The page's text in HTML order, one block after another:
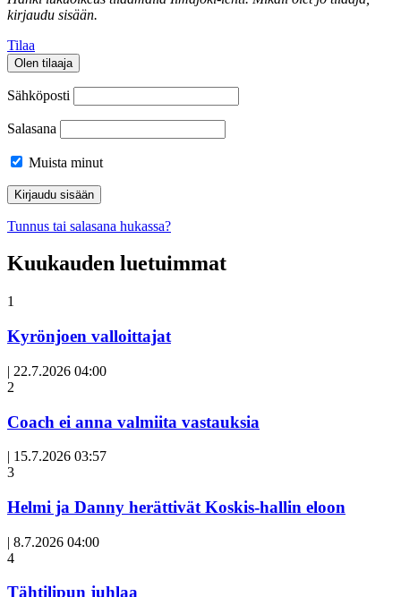
kirjaudu sisään.
Tilaa
Olen tilaaja
Sähköposti
Salasana
Muista minut
Tunnus tai salasana hukassa?
Kuukauden luetuimmat
1
Kyrönjoen valloittajat
| 22.7.2026 04:00
Avoin
2
Coach ei anna valmiita vastauksia
| 15.7.2026 03:57
3
Helmi ja Danny herättivät Koskis-hallin eloon
| 8.7.2026 04:00
Avoin
4
Tähtilipun juhlaa